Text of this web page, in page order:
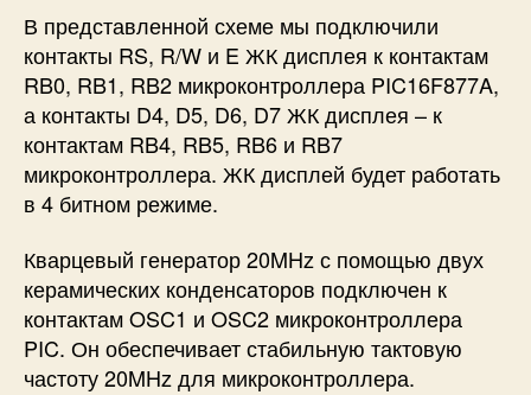
В представленной схеме мы подключили
контакты RS, R/W и E ЖК дисплея к контактам
RB0, RB1, RB2 микроконтроллера PIC16F877A,
а контакты D4, D5, D6, D7 ЖК дисплея – к
контактам RB4, RB5, RB6 и RB7
микроконтроллера. ЖК дисплей будет работать
в 4 битном режиме.
Кварцевый генератор 20MHz с помощью двух
керамических конденсаторов подключен к
контактам OSC1 и OSC2 микроконтроллера
PIC. Он обеспечивает стабильную тактовую
частоту 20MHz для микроконтроллера.